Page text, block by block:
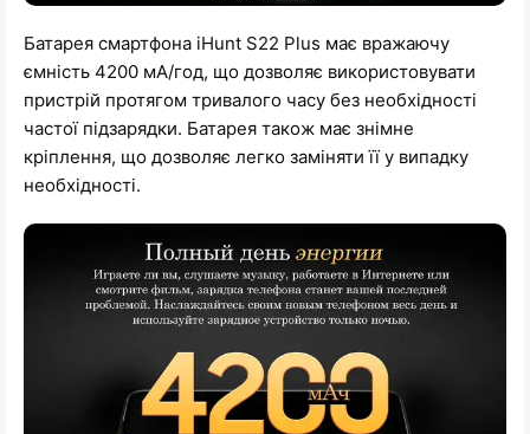
Батарея смартфона iHunt S22 Plus має вражаючу
ємність 4200 мА/год, що дозволяє використовувати
пристрій протягом тривалого часу без необхідності
частої підзарядки. Батарея також має знімне
кріплення, що дозволяє легко заміняти її у випадку
необхідності.